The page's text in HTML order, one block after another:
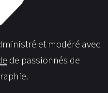
et modéré avec
de passionnés de